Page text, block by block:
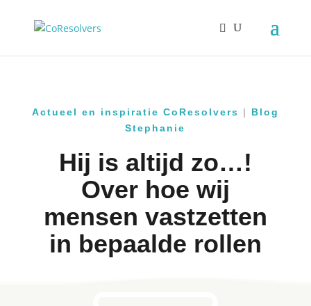
Actueel en inspiratie CoResolvers | Blog
Stephanie
Hij is altijd zo…!
Over hoe wij
mensen vastzetten
in bepaalde rollen